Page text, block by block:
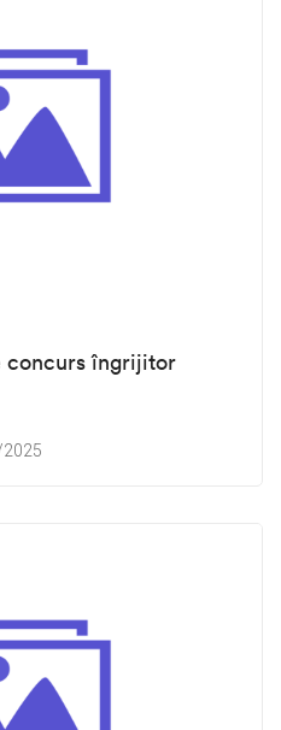
concurs îngrijitor